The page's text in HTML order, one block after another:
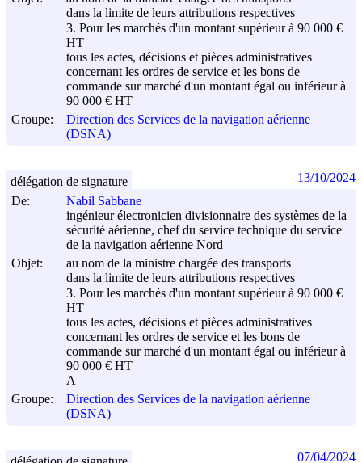
dans la limite de leurs attributions respectives
3. Pour les marchés d'un montant supérieur à 90 000 €
HT
tous les actes, décisions et pièces administratives
concernant les ordres de service et les bons de
commande sur marché d'un montant égal ou inférieur à
90 000 € HT
Groupe:
Direction des Services de la navigation aérienne
(DSNA)
De:
Nabil Sabbane
ingénieur électronicien divisionnaire des systèmes de la
sécurité aérienne, chef du service technique du service
de la navigation aérienne Nord
Objet:
au nom de la ministre chargée des transports
dans la limite de leurs attributions respectives
3. Pour les marchés d'un montant supérieur à 90 000 €
HT
tous les actes, décisions et pièces administratives
concernant les ordres de service et les bons de
commande sur marché d'un montant égal ou inférieur à
90 000 € HT
A
Groupe:
Direction des Services de la navigation aérienne
(DSNA)
délégation de signature 13/10/2024
07/04/2024